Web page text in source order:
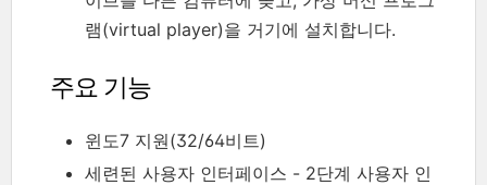
램(virtual player)을 거기에 설치합니다.
주요 기능
윈도7 지원(32/64비트)
세련된 사용자 인터페이스 - 2단계 사용자 인